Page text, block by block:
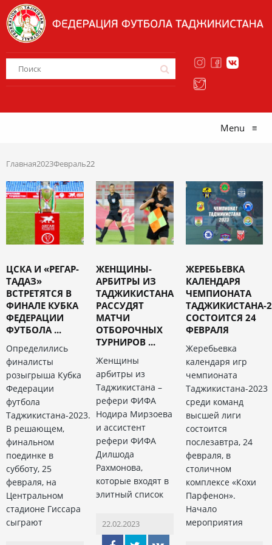
Menu ≡
Главная2023Февраль22
ЦСКА И «РЕГАР-
ТАДАЗ»
ВСТРЕТЯТСЯ В
ФИНАЛЕ КУБКА
ФЕДЕРАЦИИ
ФУТБОЛА ...
Определились
финалисты
розыгрыша Кубка
Федерации
футбола
Таджикистана-2023.
В решающем,
финальном
поединке в
субботу, 25
февраля, на
Центральном
стадионе Гиссара
сыграют
ЖЕНЩИНЫ-
АРБИТРЫ ИЗ
ТАДЖИКИСТАНА
РАССУДЯТ
МАТЧИ
ОТБОРОЧНЫХ
ТУРНИРОВ ...
Женщины
арбитры из
Таджикистана –
рефери ФИФА
Нодира Мирзоева
и ассистент
рефери ФИФА
Дилшода
Рахмонова,
которые входят в
элитный список
22.02.2023
ЖЕРЕБЬЕВКА
КАЛЕНДАРЯ
ЧЕМПИОНАТА
ТАДЖИКИСТАНА-
СОСТОИТСЯ 24
ФЕВРАЛЯ
Жеребьевка
календаря игр
чемпионата
Таджикистана-2023
среди команд
высшей лиги
состоится
послезавтра, 24
февраля, в
столичном
комплексе «Кохи
Парфенон».
Начало
мероприятия